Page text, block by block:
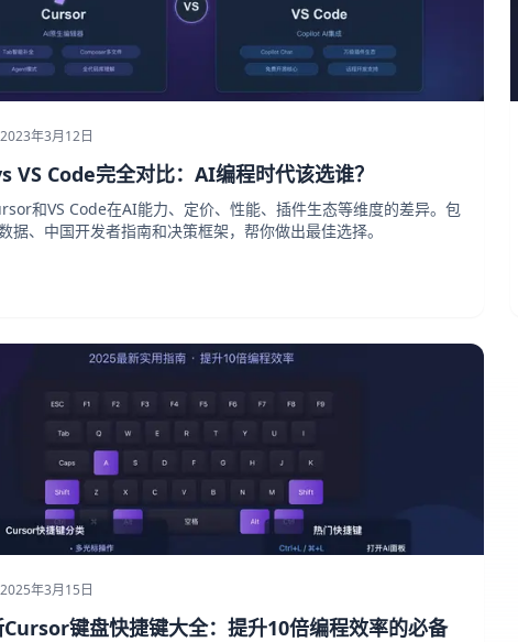
2023年3月12日
VS Code完全对比：AI编程时代该选谁？
和VS Code在AI能力、定价、性能、插件生态等维度的差异。包
据、中国开发者指南和决策框架，帮你做出最佳选择。
2025年3月15日
键盘快捷键大全：提升10倍编程效率的必备